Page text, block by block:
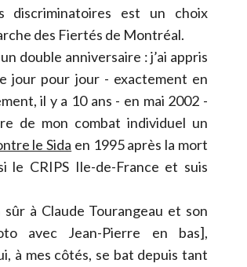
discriminatoires est un choix
des Fiertés de Montréal.
double anniversaire : j’ai appris
jour pour jour - exactement en
il y a 10 ans - en mai 2002 -
de mon combat individuel un
le Sida en 1995 après la mort
le CRIPS Ile-de-France et suis
à Claude Tourangeau et son
avec Jean-Pierre en bas],
à mes côtés, se bat depuis tant